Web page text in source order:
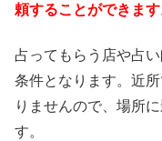
頼することができます
占ってもらう店や占
条件となります。近
りませんので、場所
す。